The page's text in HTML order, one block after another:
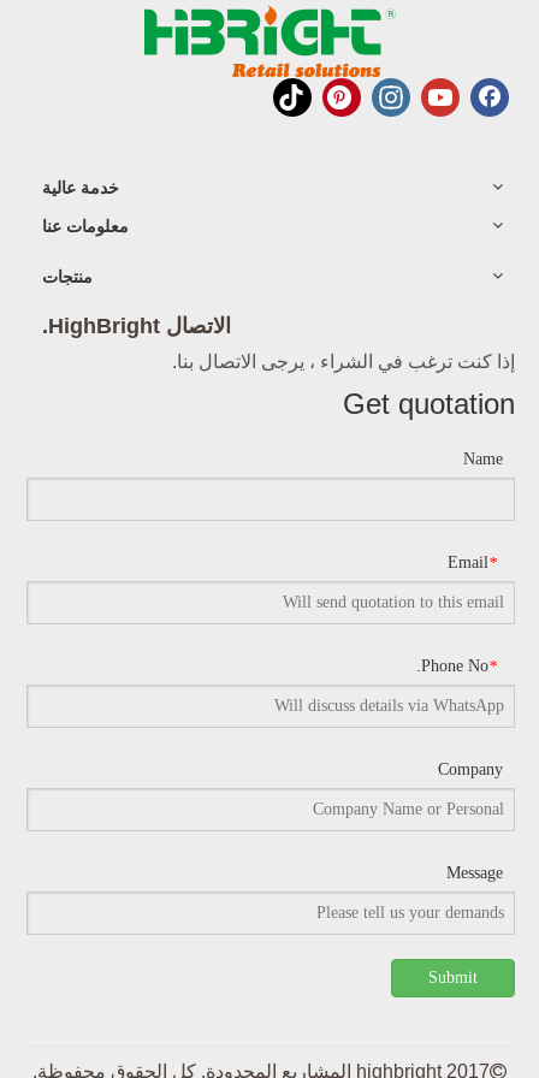
خدمة عالية
معلومات عنا
منتجات
الاتصال HighBright.
إذا كنت ترغب في الشراء ، يرجى الاتصال بنا.
Get quotation
Name
*
Email
*
Phone No.
Company
Message
Submit
2017 highbright المشاريع المحدودة. كل الحقوق محفوظة.